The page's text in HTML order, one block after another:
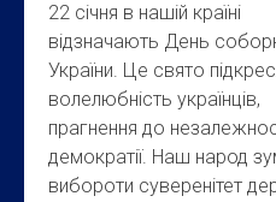
22 січня в нашій країні
відзначають День
України. Це свято
волелюбність українців,
прагнення до
демократії. Наш народ
вибороти суверенітет